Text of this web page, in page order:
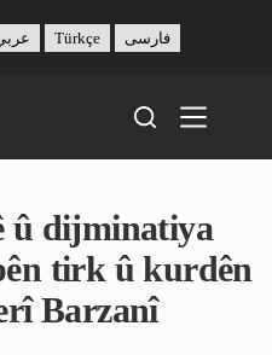
Türkçe فارسی
û dijminatiya
tirk û kurdên
Barzanî